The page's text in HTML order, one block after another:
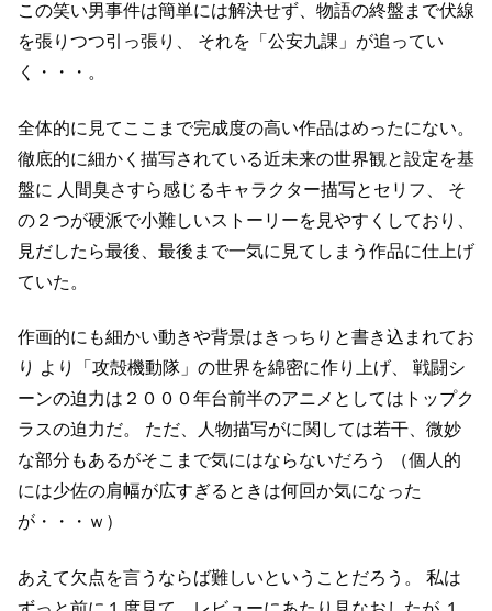
この笑い男事件は簡単には解決せず、物語の終盤まで伏線
を張りつつ引っ張り、
それを「公安九課」が追ってい
く・・・。
全体的に見てここまで完成度の高い作品はめったにない。
徹底的に細かく描写されている近未来の世界観と設定を基
盤に 人間臭さすら感じるキャラクター描写とセリフ、
そ
の２つが硬派で小難しいストーリーを見やすくしており、
見だしたら最後、最後まで一気に見てしまう作品に仕上げ
ていた。
作画的にも細かい動きや背景はきっちりと書き込まれてお
り より「攻殻機動隊」の世界を綿密に作り上げ、
戦闘シ
ーンの迫力は２０００年台前半のアニメとしてはトップク
ラスの迫力だ。
ただ、人物描写がに関しては若干、微妙
な部分もあるがそこまで気にはならないだろう
（個人的
には少佐の肩幅が広すぎるときは何回か気になった
が・・・ｗ）
あえて欠点を言うならば難しいということだろう。
私は